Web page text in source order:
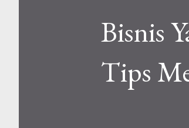
Bisnis
Tips